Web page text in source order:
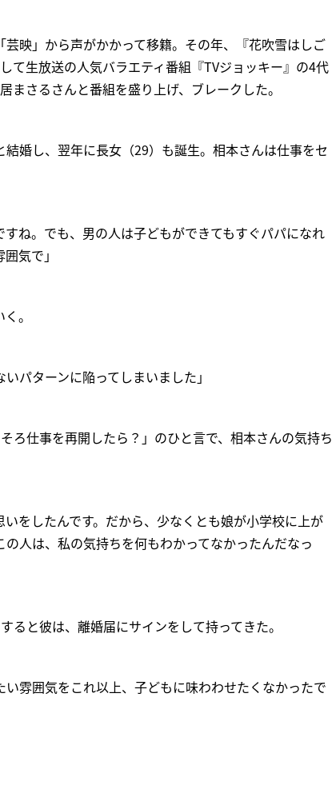
映」から声がかかって移籍。その年、『花吹雪はしご
て生放送の人気バラエティ番組『TVジョッキー』の4代
さるさんと番組を盛り上げ、ブレークした。
婚し、翌年に長女（29）も誕生。相本さんは仕事をセ
ね。でも、男の人は子どもができてもすぐパパになれ
気で」
。
パターンに陥ってしまいました」
ろ仕事を再開したら？」のひと言で、相本さんの気持ち
をしたんです。だから、少なくとも娘が小学校に上が
人は、私の気持ちを何もわかってなかったんだなっ
と彼は、離婚届にサインをして持ってきた。
雰囲気をこれ以上、子どもに味わわせたくなかったで